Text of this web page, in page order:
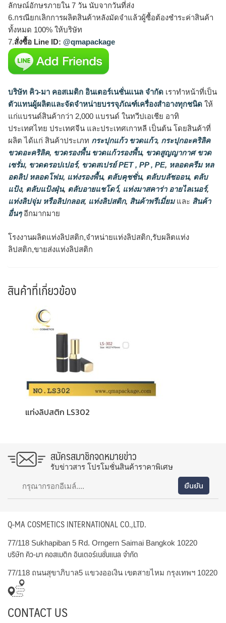
ลักษณ์อักษรภายใน 7 วัน นับจากวันที่ส่ง
6.กรณียกเลิกการผลิตสินค้าหลังมัดจำแล้วผู้ซื้อต้องชำระค่าสินค้า
ทั้งหมด 100% ให้บริษัท
7.สั่งซื้อ Line ID: @qmapackage
บริษัท คิว-มา คอสเมติก อินเตอร์เนชั่นแนล จำกัด เราทำหน้าที่เป็น
ตัวแทนผู้ผลิตและจัดจำหน่ายบรรจุภัณฑ์เครื่องสำอางทุกชนิด ให้
แก่แบรนด์สินค้ากว่า 2,000 แบรนด์ ในทวีปเอเชีย อาทิ
ประเทศไทย ประเทศจีน และประเทศเกาหลี เป็นต้น โดยสินค้าที่
ผลิต ได้แก่ สินค้าประเภท กระปุกแก้ว ขวดแก้ว, กระปุกอะคริลิค
ขวดอะคริลิค, ขวดรองพื้น ขวดแก้วรองพื้น, ขวดสูญญากาศ ขวด
เซรั่ม, ขวดดรอปเปอร์, ขวดสเปรย์ PET , PP , PE, หลอดครีม หล
อดลิป หลอดโฟม, แท่งรองพื้น, ตลับคุชชั่น, ตลับบลัชออน, ตลับ
แป้ง, ตลับแป้งฝุ่น, ตลับอายแชโดว์, แท่งมาสคาร่า อายไลเนอร์,
แท่งลิปจุ่ม หรือลิปกลอส, แท่งลิปสติก, สินค้าพรีเมี่ยมและ สินค้า
อื่นๆอีกมากมาย
โรงงานผลิตแท่งลิปสติก,จำหน่ายแท่งลิปสติก,รับผลิตแท่ง
ลิปสติก,ขายส่งแท่งลิปสติก
สินค้าที่เกี่ยวข้อง
แท่งลิปสติก LS302
สมัครสมาชิกจดหมายข่าว
รับข่าวสาร โปรโมชั่นสินค้าราคาพิเศษ
Q-MA COSMETICS INTERNATIONAL CO.,LTD.
77/118 Sukhapiban 5 Rd. Orngern Saimai Bangkok 10220
บริษัท คิว-มา คอสเมติก อินเตอร์เนชั่นแนล จำกัด
77/118 ถนนสุขาภิบาล5 แขวงออเงิน เขตสายไหม กรุงเทพฯ 10220
CONTACT US